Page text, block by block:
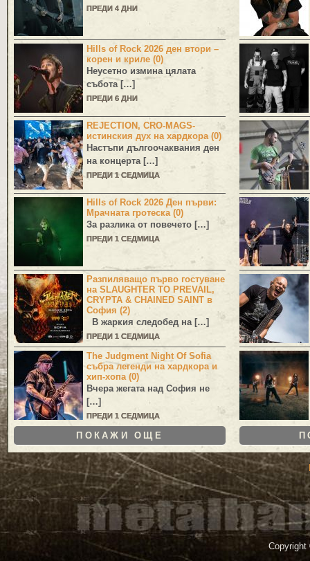
ПРЕДИ 4 ДНИ
Hills of Rock 2026 ден втори –
корен и криле (0)
Неусетно измина цялата
събота […]
ПРЕДИ 6 ДНИ
REJECTION, CRO-MAGS-
истинския дух на хардкора (0)
Настъпи дългоочаквания ден
на концерта […]
ПРЕДИ 1 СЕДМИЦА
Hills of Rock 2026 Ден първи:
Мрачната гротеска (0)
За разлика от повечето […]
ПРЕДИ 1 СЕДМИЦА
Разпиляващо първо гостуване
на SLAUGHTER TO PREVAIL,
CRYPTA & CHAINED SAINT в
София (2)
В жаркия следобед на […]
ПРЕДИ 1 СЕДМИЦА
The Judgment Night Of Sofia
събра легенди на хардкора и
хип-хопа (0)
Вчера жегата над София не
[…]
ПРЕДИ 1 СЕДМИЦА
ПОКАЖИ ОЩЕ